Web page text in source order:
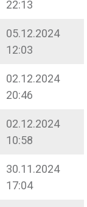
22:13
05.12.2024
12:03
02.12.2024
20:46
02.12.2024
10:58
30.11.2024
17:04